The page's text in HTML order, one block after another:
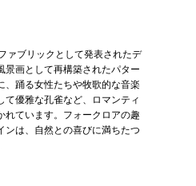
ァブリックとして発表されたデ
景画として再構築されたパター
、踊る女性たちや牧歌的な音楽
優雅な孔雀など、ロマンティ
れています。フォークロアの趣
ンは、自然との喜びに満ちたつ